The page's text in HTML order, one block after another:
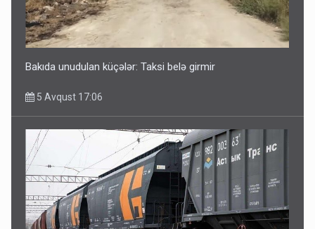
Bakıda unudulan küçələr: Taksi belə girmir
5 Avqust 17:06